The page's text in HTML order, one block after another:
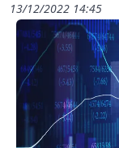
13/12/2022 14:45